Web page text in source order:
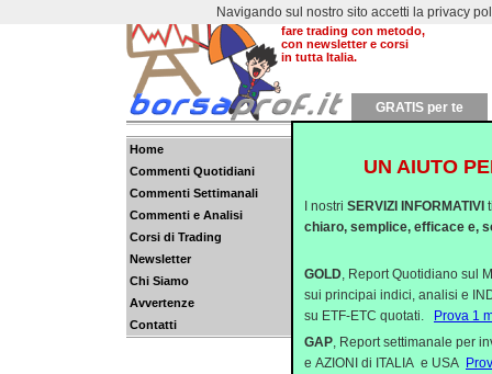
Dal 2000 aiutiamo a
fare trading con metodo,
con newsletter e corsi
in tutta Italia.
GRATIS per te
Home
Commenti Quotidiani
Commenti Settimanali
Commenti e Analisi
Corsi di Trading
Newsletter
Chi Siamo
Avvertenze
Contatti
Quando il gioco si fa
Per l'Europa è solo
Dopo la sventola di
(stamattina quelli
UN AIUTO
I nostri SERVIZI INFORMATIVI
chiaro, semplice, efficace e,
GOLD, Report Quotidiano sul
sui principai indici, analisi e
su ETF-ETC quotati.
Prova 1
GAP, Report settimanale per
e AZIONI di ITALIA e USA
Navigando sul nostro sito accetti la privacy